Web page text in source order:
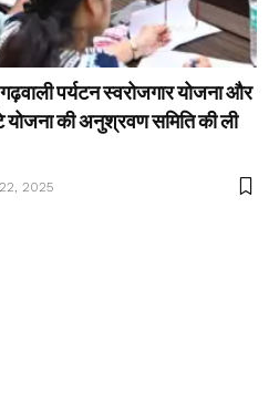
पर्यटन स्वरोजगार योजना और
योजना की अनुश्रवण समिति की ली
2025